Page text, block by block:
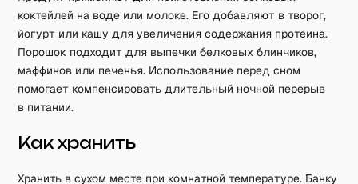
коктейлей на воде или молоке. Его добавляют в творог,
йогурт или кашу для увеличения содержания протеина.
Порошок подходит для выпечки белковых блинчиков,
маффинов или печенья. Использование перед сном
помогает компенсировать длительный ночной перерыв
в питании.
Как хранить
Хранить в сухом месте при комнатной температуре. Банку